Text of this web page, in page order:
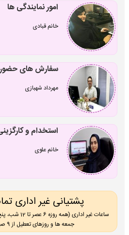
امور نمایندگی ها
خانم قبادی
سفارش های
مهرداد شهبازی
استخدام و
خانم علوی
پشتیانی غیر اداری
جمعه ها و روزهای تعطیل از 9 صبح تا 12 شب)